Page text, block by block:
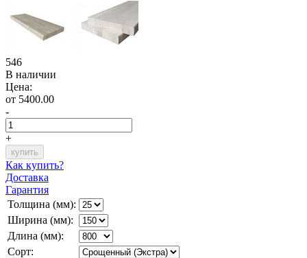
546
В наличии
Цена:
от 5400.00
-
+
Как купить?
Доставка
Гарантия
Толщина (мм):
Ширина (мм):
Длина (мм):
Сорт: